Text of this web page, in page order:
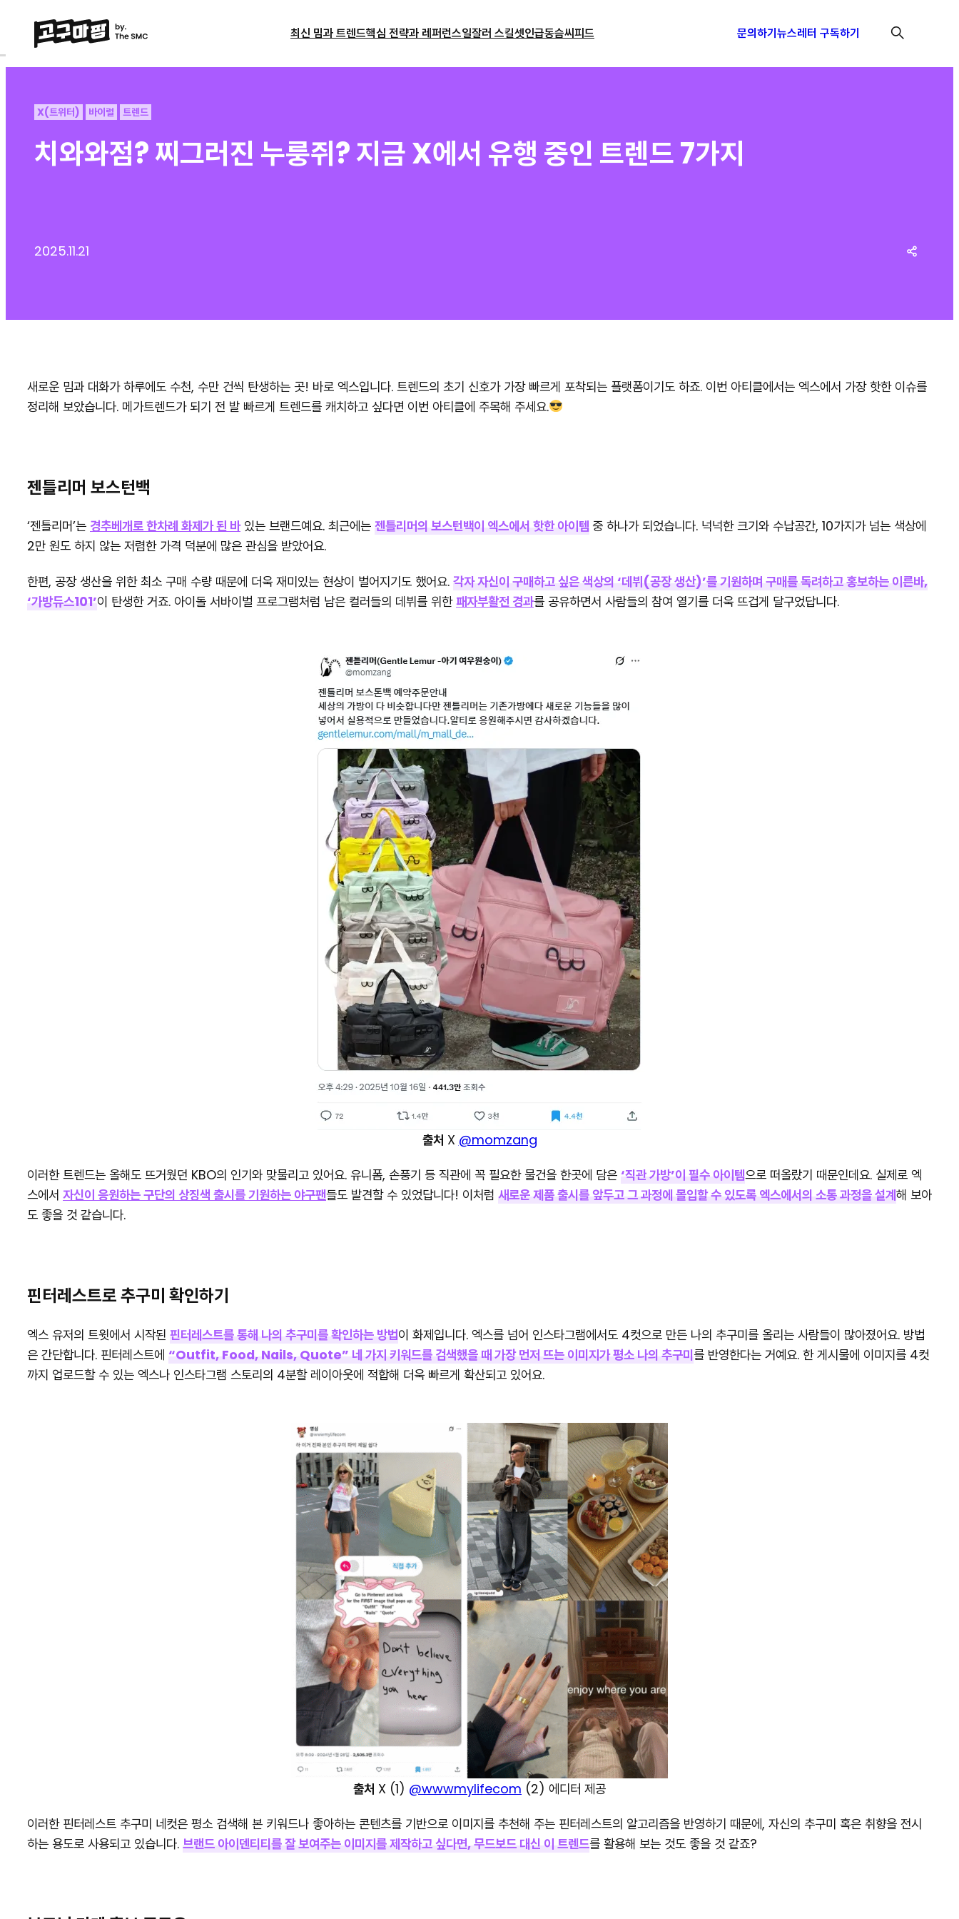
최신 밈과 트렌드핵심 전략과 레퍼런스일잘러 스킬셋인급동슴씨피드 문의하기뉴스레터 구독하기
X(트위터) 바이럴 트렌드
치와와점? 찌그러진 누룽쥐? 지금 X에서 유행 중인 트렌드 7가지
2025.11.21
새로운 밈과 대화가 하루에도 수천, 수만 건씩 탄생하는 곳! 바로 엑스입니다. 트렌드의 초기 신호가 가장 빠르게 포착되는 플랫폼이기도 하죠. 이번 아티클에서는 엑스에서 가장 핫한 이슈를
정리해 보았습니다. 메가트렌드가 되기 전 발 빠르게 트렌드를 캐치하고 싶다면 이번 아티클에 주목해 주세요.
젠틀리머 보스턴백
‘젠틀리머’는 경추베개로 한차례 화제가 된 바있는 브랜드예요. 최근에는 젠틀리머의 보스턴백이 엑스에서 핫한 아이템중 하나가 되었습니다. 넉넉한 크기와 수납공간, 10가지가 넘는 색상에
2만 원도 하지 않는 저렴한 가격 덕분에 많은 관심을 받았어요.
한편, 공장 생산을 위한 최소 구매 수량 때문에 더욱 재미있는 현상이 벌어지기도 했어요. 각자 자신이 구매하고 싶은 색상의 ‘데뷔(공장 생산)’를 기원하며 구매를 독려하고 홍보하는 이른바,
‘가방듀스101’이 탄생한 거죠. 아이돌 서바이벌 프로그램처럼 남은 컬러들의 데뷔를 위한패자부활전 경과를 공유하면서 사람들의 참여 열기를 더욱 뜨겁게 달구었답니다.
출처 X @momzang
이러한 트렌드는 올해도 뜨거웠던 KBO의 인기와 맞물리고 있어요. 유니폼, 손풍기 등 직관에 꼭 필요한 물건을 한곳에 담은 ‘직관 가방’이 필수 아이템으로 떠올랐기 때문인데요. 실제로 엑
스에서 자신이 응원하는 구단의 상징색 출시를 기원하는 야구팬들도 발견할 수 있었답니다! 이처럼 새로운 제품 출시를 앞두고 그 과정에 몰입할 수 있도록 엑스에서의 소통 과정을 설계해 보아
도 좋을 것 같습니다.
핀터레스트로 추구미 확인하기
엑스 유저의 트윗에서 시작된 핀터레스트를 통해 나의 추구미를 확인하는 방법이 화제입니다. 엑스를 넘어 인스타그램에서도 4컷으로 만든 나의 추구미를 올리는 사람들이 많아졌어요. 방법
은 간단합니다. 핀터레스트에 “Outfit, Food, Nails, Quote” 네 가지 키워드를 검색했을 때 가장 먼저 뜨는 이미지가 평소 나의 추구미를 반영한다는 거예요. 한 게시물에 이미지를 4컷
까지 업로드할 수 있는 엑스나 인스타그램 스토리의 4분할 레이아웃에 적합해 더욱 빠르게 확산되고 있어요.
출처 X (1) @wwwmylifecom (2) 에디터 제공
이러한 핀터레스트 추구미 네컷은 평소 검색해 본 키워드나 좋아하는 콘텐츠를 기반으로 이미지를 추천해 주는 핀터레스트의 알고리즘을 반영하기 때문에, 자신의 추구미 혹은 취향을 전시
하는 용도로 사용되고 있습니다. 브랜드 아이덴티티를 잘 보여주는 이미지를 제작하고 싶다면, 무드보드 대신 이 트렌드를 활용해 보는 것도 좋을 것 같죠?